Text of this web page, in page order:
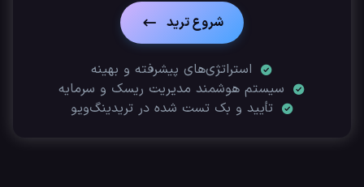
شروع ترید
استراتژی‌های پیشرفته و بهینه
سیستم هوشمند مدیریت ریسک و سرمایه
تأیید‌ و بک تست شده در تریدینگ‌ویو